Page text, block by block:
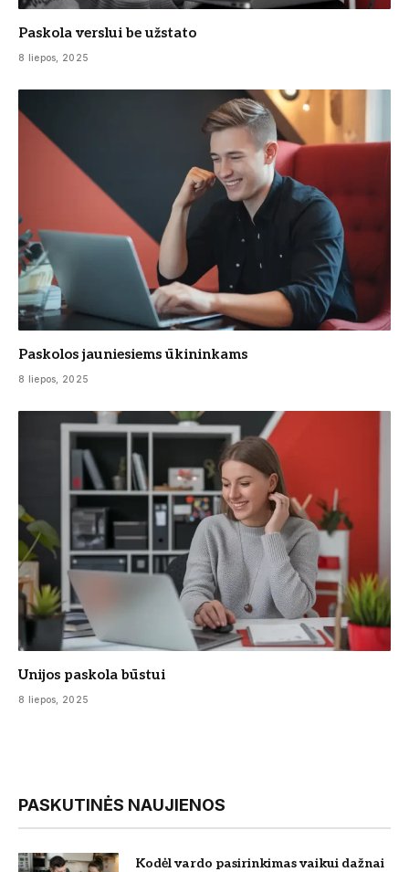
Paskola verslui be užstato
8 liepos, 2025
Paskolos jauniesiems ūkininkams
8 liepos, 2025
Unijos paskola būstui
8 liepos, 2025
PASKUTINĖS NAUJIENOS
Kodėl vardo pasirinkimas vaikui dažnai